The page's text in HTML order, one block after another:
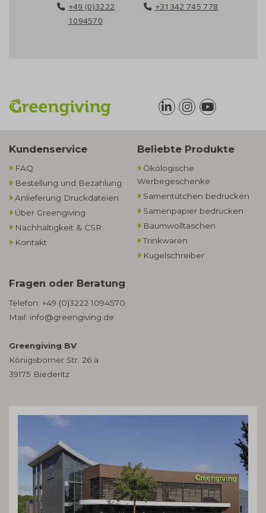
+49 (0)3222
1094570
+31342 745 778
Kundenservice
FAQ
Bestellung und Bezahlung
Anlieferung Druckdateien
Über Greengiving
Nachhaltigkeit & CSR
Kontakt
Beliebte Produkte
Ökologische
Werbegeschenke​
Samentütchen bedrucken
Samenpapier bedrucken
Baumwolltaschen​
Trinkwaren
Kugelschreiber
Fragen oder Beratung
Telefon: +49 (0)3222 1094570
Mail: info@greengiving.de
Greengiving BV
Königsborner Str. 26 a
39175 Biederitz